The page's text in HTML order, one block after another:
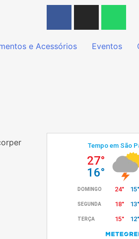
e Acessórios Eventos